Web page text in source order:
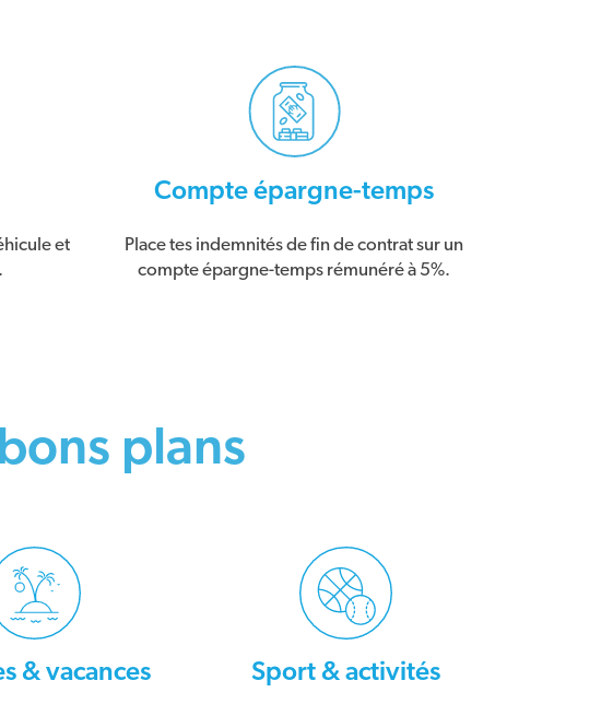
et
Compte épargne-temps
Place tes indemnités de fin de contrat sur un
compte épargne-temps rémunéré à 5%.
bons plans
& vacances Sport & activités